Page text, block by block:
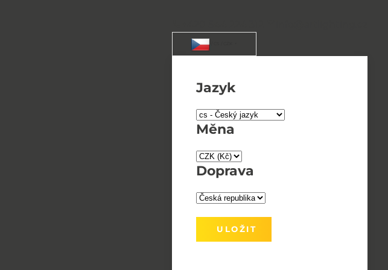
Jazyk
Měna
Doprava